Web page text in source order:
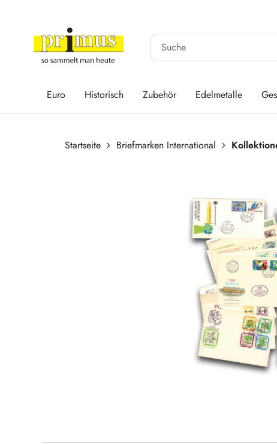
Euro Historisch Zubehör Edelmetalle
Startseite Briefmarken International